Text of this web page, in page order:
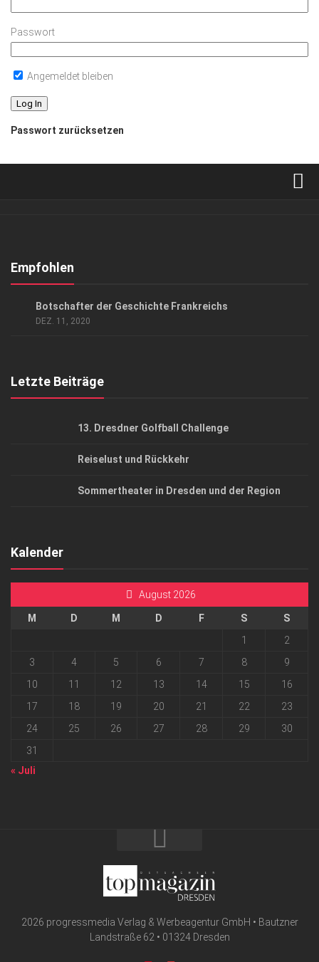
Passwort
Angemeldet bleiben
Passwort zurücksetzen
Kontakt, Impressum
Empfohlen
Botschafter der Geschichte Frankreichs
DEZ. 11, 2020
Letzte Beiträge
13. Dresdner Golfball Challenge
Reiselust und Rückkehr
Sommertheater in Dresden und der Region
Kalender
August 2026
M D M D F S
S
1
2
3
4 5 6 7 8
9
10
11 12 13 14 15
16
17
18 19 20 21 22
23
24
25 26 27 28 29
30
31
« Juli
2026 progressmedia Verlag & Werbeagentur GmbH • Bautzner
Landstraße 62 • 01324 Dresden